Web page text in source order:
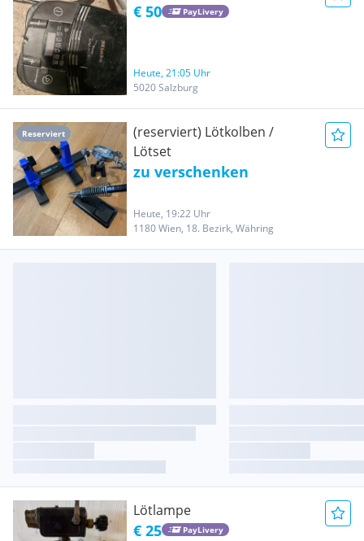
€ 50 PayLivery
Heute, 21:05 Uhr
5020 Salzburg
Reserviert
(reserviert) Lötkolben /
Lötset
zu verschenken
Heute, 19:22 Uhr
1180 Wien, 18. Bezirk, Währing
Lötlampe
€ 25 PayLivery